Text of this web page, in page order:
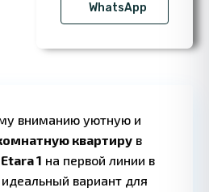
WhatsApp
вниманию уютную и
квартиру в
Etara 1 на первой линии в
вариант для